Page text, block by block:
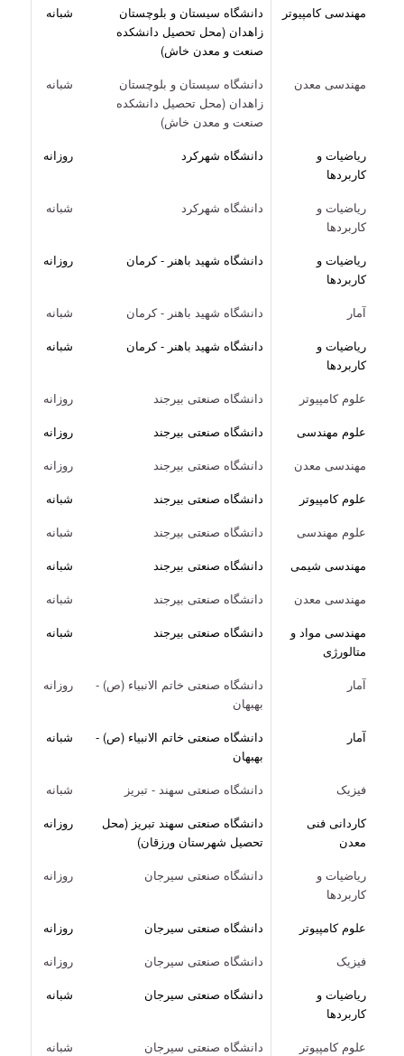
مهندسی کامپیوتر
دانشگاه سیستان و بلوچستان
زاهدان (محل تحصیل دانشکده
صنعت و معدن خاش)
شبانه
مهندسی معدن
دانشگاه سیستان و بلوچستان
زاهدان (محل تحصیل دانشکده
صنعت و معدن خاش)
شبانه
ریاضیات و
کاربردها
دانشگاه شهرکرد روزانه
ریاضیات و
کاربردها
دانشگاه شهرکرد شبانه
ریاضیات و
کاربردها
دانشگاه شهید باهنر - کرمان روزانه
آمار دانشگاه شهید باهنر - کرمان
شبانه
ریاضیات و
کاربردها
دانشگاه شهید باهنر - کرمان شبانه
علوم کامپیوتر دانشگاه صنعتی بیرجند
روزانه
علوم مهندسی
دانشگاه صنعتی بیرجند
روزانه
مهندسی معدن
دانشگاه صنعتی بیرجند
روزانه
علوم کامپیوتر
دانشگاه صنعتی بیرجند
شبانه
علوم مهندسی
دانشگاه صنعتی بیرجند
شبانه
مهندسی شیمی
دانشگاه صنعتی بیرجند
شبانه
مهندسی معدن
دانشگاه صنعتی بیرجند
شبانه
مهندسی مواد و
متالورژی
دانشگاه صنعتی بیرجند شبانه
آمار
دانشگاه صنعتی خاتم الانبیاء (ص) -
بهبهان
روزانه
آمار
دانشگاه صنعتی خاتم الانبیاء (ص) -
بهبهان
شبانه
فیزیک دانشگاه صنعتی سهند - تبریز
شبانه
کاردانی فنی
معدن
دانشگاه صنعتی سهند تبریز (محل
تحصیل شهرستان ورزقان)
روزانه
ریاضیات و
کاربردها
دانشگاه صنعتی سیرجان روزانه
علوم کامپیوتر دانشگاه صنعتی سیرجان
روزانه
فیزیک
دانشگاه صنعتی سیرجان
روزانه
ریاضیات و
کاربردها
دانشگاه صنعتی سیرجان شبانه
علوم کامپیوتر دانشگاه صنعتی سیرجان
شبانه